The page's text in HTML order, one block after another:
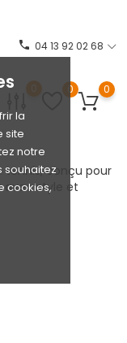
la
site
notre
souhaitez
cookies,
phone 04 13 92 02 68
0 0 0
tennis, conçu pour
avec style et